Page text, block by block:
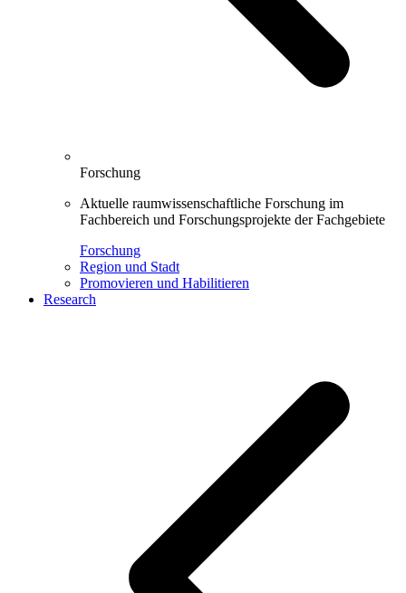
Forschung
Aktuelle raumwissenschaftliche Forschung im
Fachbereich und Forschungsprojekte der Fachgebiete
Forschung
Region und Stadt
Promovieren und Habilitieren
Research